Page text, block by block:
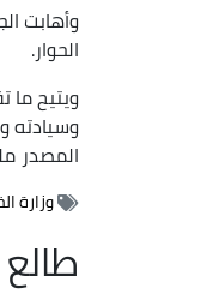
وأهابت
الحوار.
ويتيح ما
وسيادته
المصدر
وزارة